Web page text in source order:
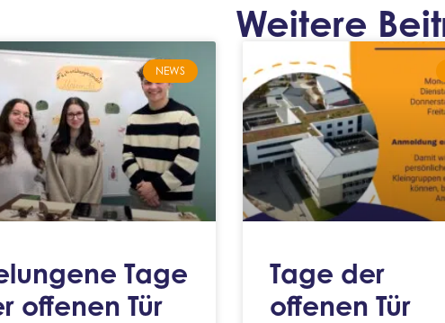
Weitere
NEWS
Tage
offenen Tür
Tage der
offenen Tür